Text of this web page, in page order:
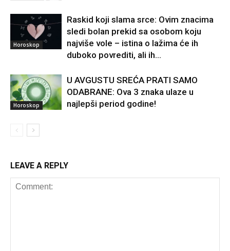
Horoskop
Raskid koji slama srce: Ovim znacima
sledi bolan prekid sa osobom koju
najviše vole – istina o lažima će ih
duboko povrediti, ali ih...
Horoskop
U AVGUSTU SREĆA PRATI SAMO
ODABRANE: Ova 3 znaka ulaze u
najlepši period godine!
LEAVE A REPLY